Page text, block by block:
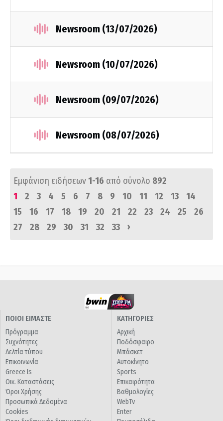
Newsroom (13/07/2026)
Newsroom (10/07/2026)
Newsroom (09/07/2026)
Newsroom (08/07/2026)
Εμφάνιση ειδήσεων1-16 από σύνολο 892
1
2 3 4 5 6 7 8 9 10 11 12 13
14
15
16 17 18 19 20 21 22 23 24 25
26
27
28 29 30 31 32 33 ›
ΠΟΙΟΙ ΕΙΜΑΣΤΕ
Πρόγραμμα
Συχνότητες
Δελτία τύπου
Επικοινωνία
Greece Is
Οικ. Καταστάσεις
Όροι Χρήσης
Προσωπικά Δεδομένα
Cookies
ΚΑΤΗΓΟΡΙΕΣ
Αρχική
Ποδόσφαιρο
Μπάσκετ
Αυτοκίνητο
Sports
Επικαιρότητα
Βαθμολογίες
WebTv
Enter